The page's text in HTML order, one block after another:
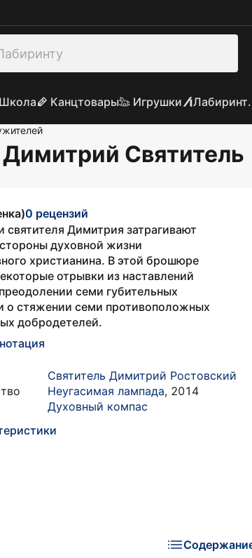
Школа Канцтовары Игрушки
Димитрий Святитель
0 рецензий
святителя Димитрия затрагивают
духовной жизни
христианина. В этой брошюре
отрывки из наставлений
семи губительных
о стяжении семи противоположных
добродетелей.
Святитель Димитрий Ростовский
Неугасимая лампада, 2014
Духовный компас